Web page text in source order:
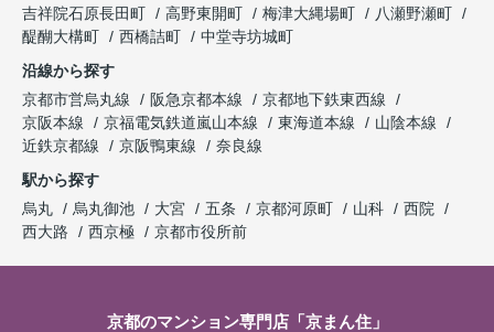
吉祥院石原長田町
高野東開町 梅津大縄場町
八瀬野瀬町
醍醐大構町
西橋詰町
中堂寺坊城町
沿線から探す
京都市営烏丸線
阪急京都本線
京都地下鉄東西線
京阪本線
京福電気鉄道嵐山本線 東海道本線
山陰本線
近鉄京都線
京阪鴨東線
奈良線
駅から探す
烏丸
烏丸御池 大宮 五条 京都河原町 山科
西院
西大路
西京極 京都市役所前
京都のマンション専門店「京まん住」